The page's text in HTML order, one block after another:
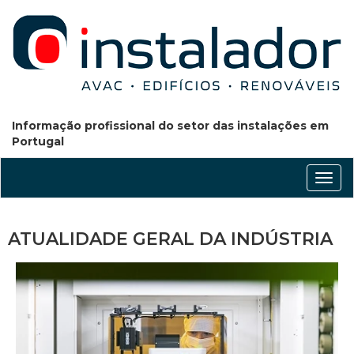
Informação profissional do setor das instalações em
Portugal
ATUALIDADE GERAL DA INDÚSTRIA